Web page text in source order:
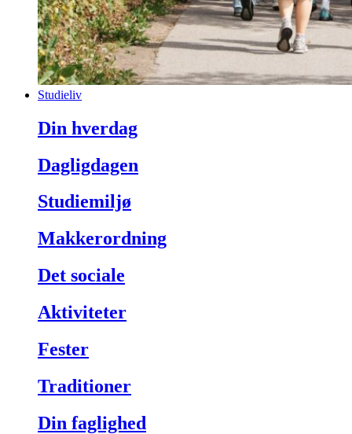
Studieliv
Din hverdag
Dagligdagen
Studiemiljø
Makkerordning
Det sociale
Aktiviteter
Fester
Traditioner
Din faglighed